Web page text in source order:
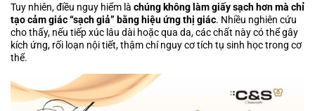
Tuy nhiên, điều nguy hiểm là chúng không làm giấy sạch hơn mà chỉ
tạo cảm giác “sạch giả” bằng hiệu ứng thị giác. Nhiều nghiên cứu
cho thấy, nếu tiếp xúc lâu dài hoặc qua da, các chất này có thể gây
kích ứng, rối loạn nội tiết, thậm chí nguy cơ tích tụ sinh học trong cơ
thể.